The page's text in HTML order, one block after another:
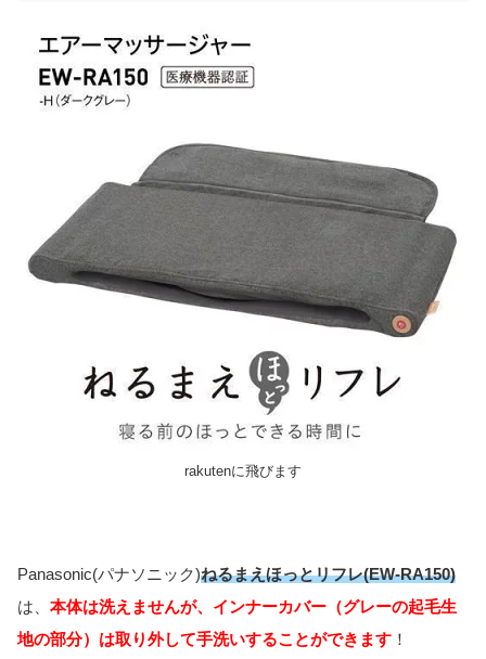
rakutenに飛びます
Panasonic(パナソニック)ねるまえほっとリフレ(EW-RA150)
は、 本体は洗えませんが、 インナーカバー（グレーの起毛生
地の部分）は取り外して手洗いすることができます ！